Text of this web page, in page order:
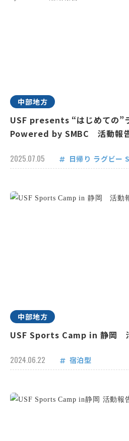
中部地方
USF presents “はじめての”
Powered by SMBC 活動報
2025.07.05 日帰り ラグビー
中部地方
USF Sports Camp in 静岡
2024.06.22 宿泊型